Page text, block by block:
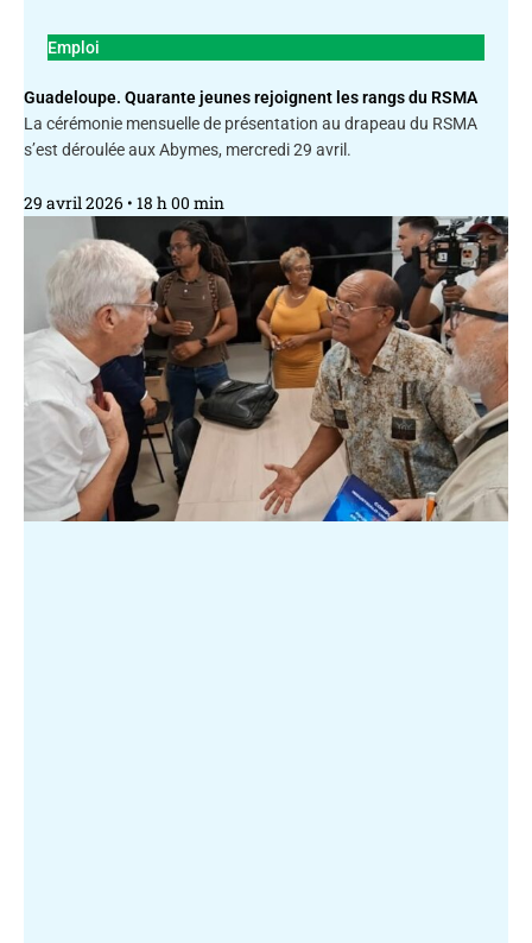
Emploi
Guadeloupe. Quarante jeunes rejoignent les rangs du RSMA
La cérémonie mensuelle de présentation au drapeau du RSMA
s’est déroulée aux Abymes, mercredi 29 avril.
29 avril 2026 18 h 00 min